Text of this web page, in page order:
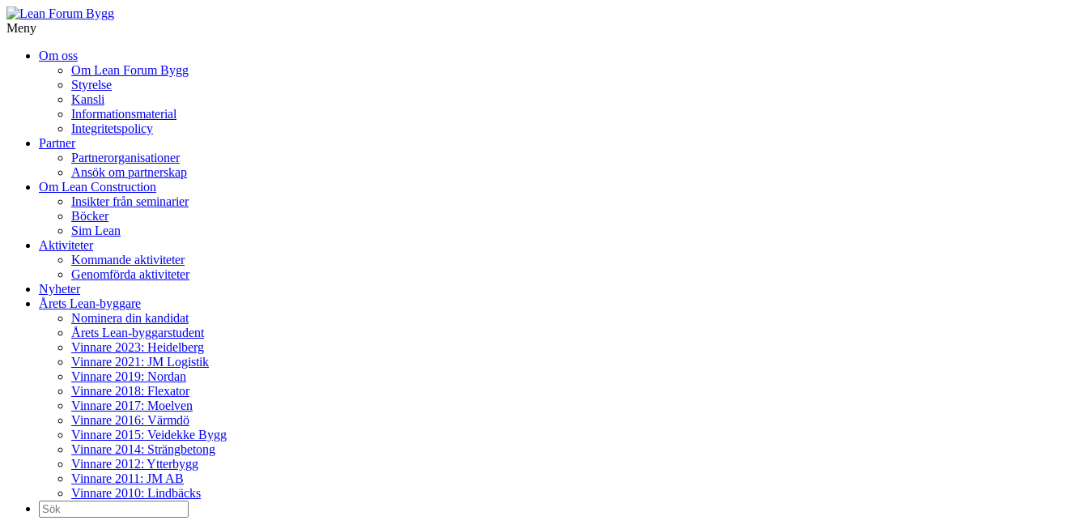
Meny
Om oss
Om Lean Forum Bygg
Styrelse
Kansli
Informationsmaterial
Integritetspolicy
Partner
Partnerorganisationer
Ansök om partnerskap
Om Lean Construction
Insikter från seminarier
Böcker
Sim Lean
Aktiviteter
Kommande aktiviteter
Genomförda aktiviteter
Nyheter
Årets Lean-byggare
Nominera din kandidat
Årets Lean-byggarstudent
Vinnare 2023: Heidelberg
Vinnare 2021: JM Logistik
Vinnare 2019: Nordan
Vinnare 2018: Flexator
Vinnare 2017: Moelven
Vinnare 2016: Värmdö
Vinnare 2015: Veidekke Bygg
Vinnare 2014: Strängbetong
Vinnare 2012: Ytterbygg
Vinnare 2011: JM AB
Vinnare 2010: Lindbäcks
Sök
efter: